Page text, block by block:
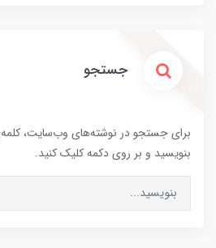
جستجو
برای جستجو در نوشته‌های وب‌سایت،
بنویسید و بر روی دکمه کلیک کنید.